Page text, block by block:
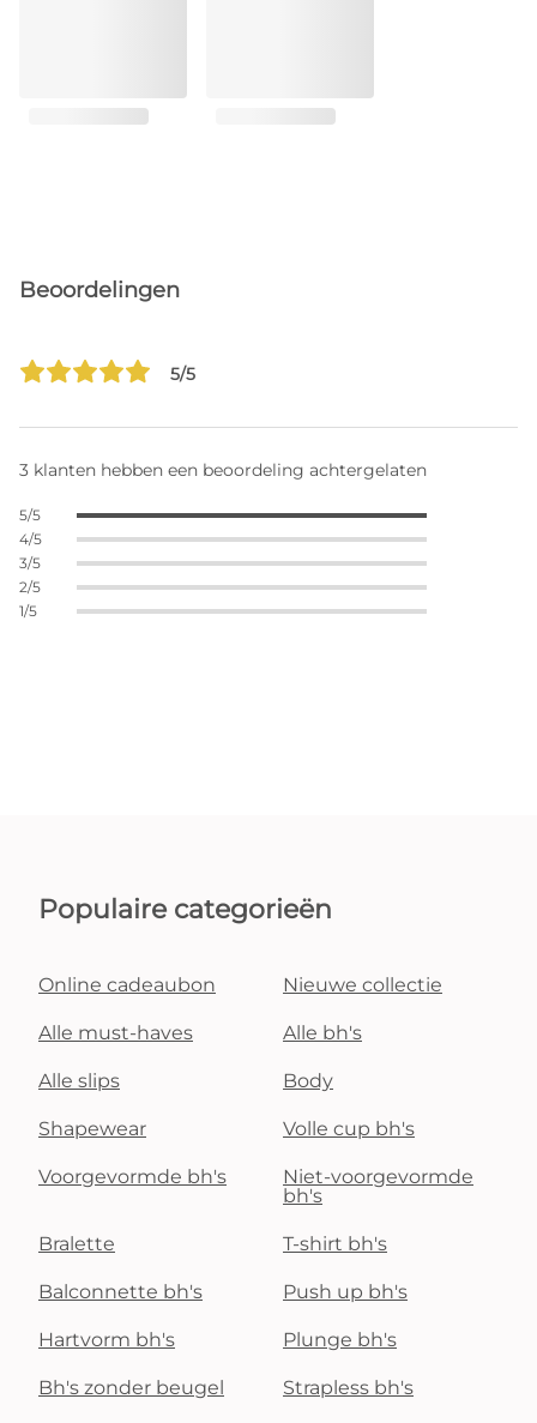
Beoordelingen
5/5
3 klanten hebben een beoordeling achtergelaten
5/5
4/5
3/5
2/5
1/5
Populaire categorieën
Online cadeaubon Nieuwe collectie
Alle must-haves Alle bh's
Alle slips Body
Shapewear Volle cup bh's
Voorgevormde bh's
Niet-voorgevormde
bh's
Bralette T-shirt bh's
Balconnette bh's Push up bh's
Hartvorm bh's Plunge bh's
Bh's zonder beugel Strapless bh's